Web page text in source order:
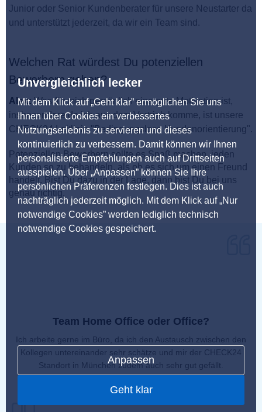
Unvergleichlich lecker
Mit dem Klick auf „Geht klar” ermöglichen Sie uns
Ihnen über Cookies ein verbessertes
Nutzungserlebnis zu servieren und dieses
kontinuierlich zu verbessern. Damit können wir Ihnen
personalisierte Empfehlungen auch auf Drittseiten
ausspielen. Über „Anpassen” können Sie Ihre
persönlichen Präferenzen festlegen. Dies ist auch
nachträglich jederzeit möglich. Mit dem Klick auf „Nur
notwendige Cookies” werden lediglich technisch
notwendige Cookies gespeichert.
Anpassen
Geht klar
Junior oder Senior Kundenberater für unsere Neustarter da
und unterstützt jederzeit, da wir ein Team sind.
Welchen Rat würdest Du potenziellen
Bewerbern geben?
Alex: Was für mich persönlich eine gute Motivation ist,
insbesondere da ich aus dem Vertrieb komme, ist unsere
CHECK24 Leitlinie "Bedingungslose Kundenorientierung".
Potenziellen Bewerbern sollte es Spaß machen, jeden
Kunden so zu behandeln, als ob es sich um einen Freund
handelt. Bist Du dazu in der Lage, dann bist Du bei uns
genau richtig.
Team Home Office oder Office?
Ich arbeite gerne im Büro, da ich den Austausch zwischen den
Kollegen untereinander sehr schätze und mir der CHECK24
Standort in München zudem auch sehr gut gefällt.
Alex, Head of Function Payment